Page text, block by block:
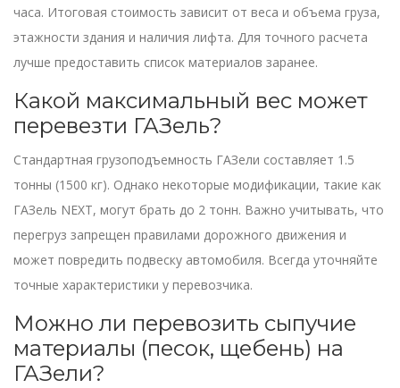
часа. Итоговая стоимость зависит от веса и объема груза,
этажности здания и наличия лифта. Для точного расчета
лучше предоставить список материалов заранее.
Какой максимальный вес может
перевезти ГАЗель?
Стандартная грузоподъемность ГАЗели составляет 1.5
тонны (1500 кг). Однако некоторые модификации, такие как
ГАЗель NEXT, могут брать до 2 тонн. Важно учитывать, что
перегруз запрещен правилами дорожного движения и
может повредить подвеску автомобиля. Всегда уточняйте
точные характеристики у перевозчика.
Можно ли перевозить сыпучие
материалы (песок, щебень) на
ГАЗели?